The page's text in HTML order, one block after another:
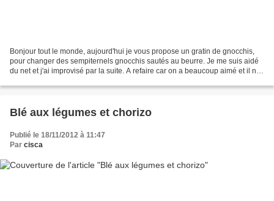
Bonjour tout le monde, aujourd'hui je vous propose un gratin de gnocchis,
pour changer des sempiternels gnocchis sautés au beurre. Je me suis aidé
du net et j'ai improvisé par la suite. A refaire car on a beaucoup aimé et il n'y
Blé aux légumes et chorizo
Publié le 18/11/2012 à 11:47
Par cisca